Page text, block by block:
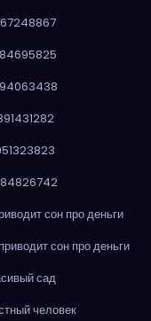
сон про деньги
сон про деньги
сад
человек